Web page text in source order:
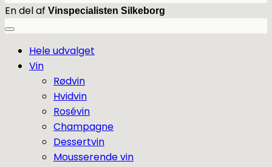
En del af Vinspecialisten Silkeborg
Hele udvalget
Vin
Rødvin
Hvidvin
Rosévin
Champagne
Dessertvin
Mousserende vin